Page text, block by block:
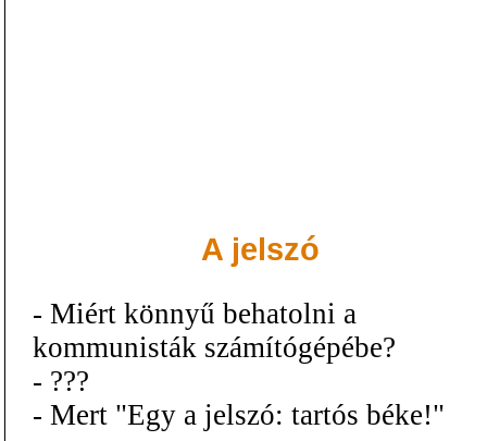
A jelszó
- Miért könnyű behatolni a
kommunisták számítógépébe?
- ???
- Mert "Egy a jelszó: tartós béke!"